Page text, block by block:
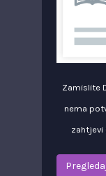
Zamislite
nema
zahtjevi